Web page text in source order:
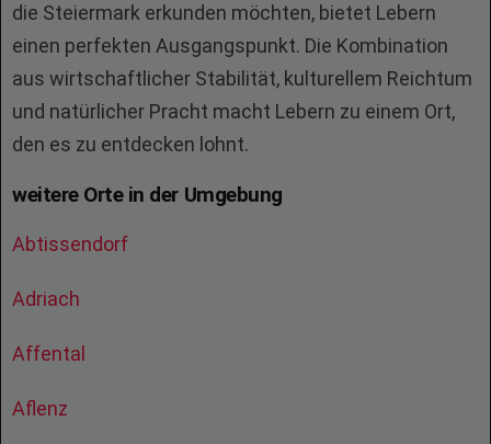
die Steiermark erkunden möchten, bietet Lebern
einen perfekten Ausgangspunkt. Die Kombination
aus wirtschaftlicher Stabilität, kulturellem Reichtum
und natürlicher Pracht macht Lebern zu einem Ort,
den es zu entdecken lohnt.
weitere Orte in der Umgebung
Abtissendorf
Adriach
Affental
Aflenz